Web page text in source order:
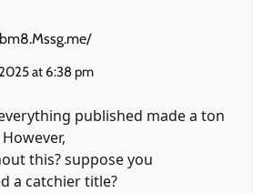
at 6:38 pm
published made a ton
this? suppose you
a catchier title?